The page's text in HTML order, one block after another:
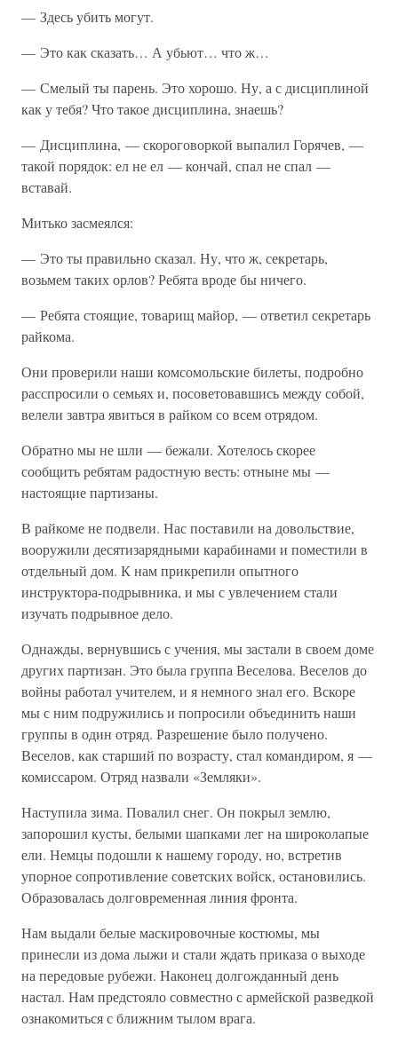
— Здесь убить могут.
— Это как сказать… А убьют… что ж…
— Смелый ты парень. Это хорошо. Ну, а с дисциплиной
как у тебя? Что такое дисциплина, знаешь?
— Дисциплина, — скороговоркой выпалил Горячев, —
такой порядок: ел не ел — кончай, спал не спал —
вставай.
Митько засмеялся:
— Это ты правильно сказал. Ну, что ж, секретарь,
возьмем таких орлов? Ребята вроде бы ничего.
— Ребята стоящие, товарищ майор, — ответил секретарь
райкома.
Они проверили наши комсомольские билеты, подробно
расспросили о семьях и, посоветовавшись между собой,
велели завтра явиться в райком со всем отрядом.
Обратно мы не шли — бежали. Хотелось скорее
сообщить ребятам радостную весть: отныне мы —
настоящие партизаны.
В райкоме не подвели. Нас поставили на довольствие,
вооружили десятизарядными карабинами и поместили в
отдельный дом. К нам прикрепили опытного
инструктора-подрывника, и мы с увлечением стали
изучать подрывное дело.
Однажды, вернувшись с учения, мы застали в своем доме
других партизан. Это была группа Веселова. Веселов до
войны работал учителем, и я немного знал его. Вскоре
мы с ним подружились и попросили объединить наши
группы в один отряд. Разрешение было получено.
Веселов, как старший по возрасту, стал командиром, я —
комиссаром. Отряд назвали «Земляки».
Наступила зима. Повалил снег. Он покрыл землю,
запорошил кусты, белыми шапками лег на широколапые
ели. Немцы подошли к нашему городу, но, встретив
упорное сопротивление советских войск, остановились.
Образовалась долговременная линия фронта.
Нам выдали белые маскировочные костюмы, мы
принесли из дома лыжи и стали ждать приказа о выходе
на передовые рубежи. Наконец долгожданный день
настал. Нам предстояло совместно с армейской разведкой
ознакомиться с ближним тылом врага.